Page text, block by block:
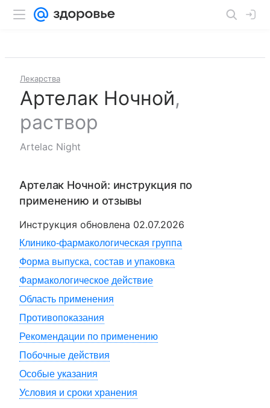
Лекарства
Артелак Ночной,
раствор
Artelac Night
Артелак Ночной: инструкция по
применению и отзывы
Инструкция обновлена 02.07.2026
Клинико-фармакологическая группа
Форма выпуска, состав и упаковка
Фармакологическое действие
Область применения
Противопоказания
Рекомендации по применению
Побочные действия
Особые указания
Условия и сроки хранения